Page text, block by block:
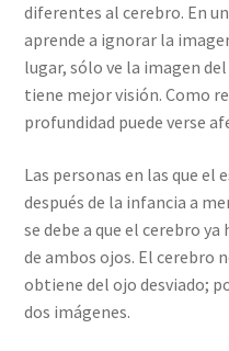
diferentes al cerebro. En
aprende a ignorar la
lugar, sólo ve la imagen
tiene mejor visión. Como
profundidad puede verse
Las personas en las que
después de la infancia a
se debe a que el cerebro
de ambos ojos. El cerebro
obtiene del ojo desviado;
dos imágenes.